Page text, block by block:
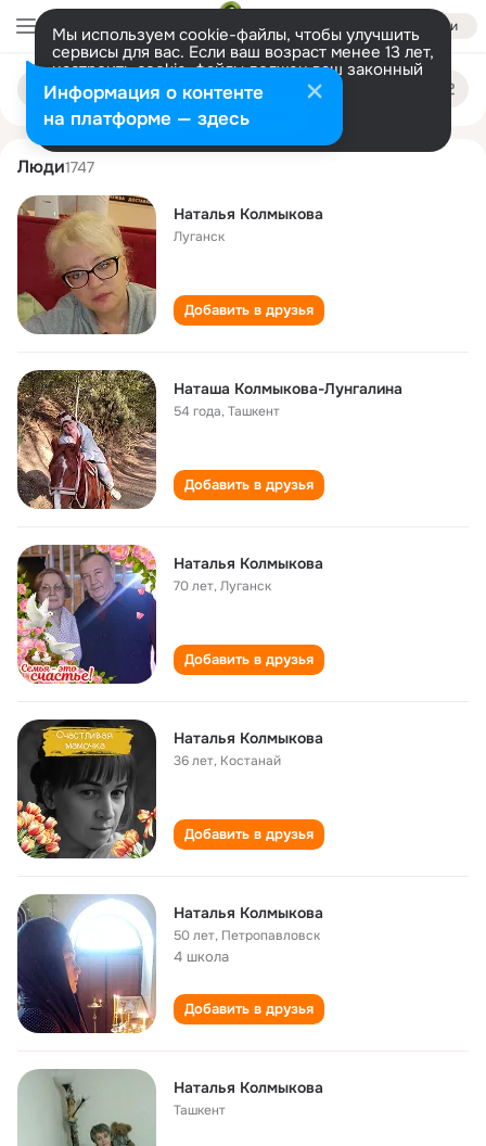
Войти
Мы используем cookie-файлы, чтобы улучшить
сервисы для вас. Если ваш возраст менее 13 лет,
настроить cookie-файлы должен ваш законный
представитель. Больше информации
Разрешить все Настроить
Поиск
людям
natalya kolmykova
Люди1747
Наталья Колмыкова
Луганск
Добавить в друзья
Наташа Колмыкова-Лунгалина
54 года,Ташкент
Добавить в друзья
Наталья Колмыкова
70 лет,Луганск
Добавить в друзья
Наталья Колмыкова
36 лет, Костанай
Добавить в друзья
Наталья Колмыкова
50 лет, Петропавловск
4 школа
Добавить в друзья
Наталья Колмыкова
Ташкент
Информация о контенте
на платформе — здесь